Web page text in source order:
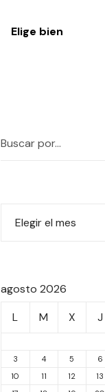
Elige bien
agosto 2026
L
M X J
3
4 5 6
10
11 12 13